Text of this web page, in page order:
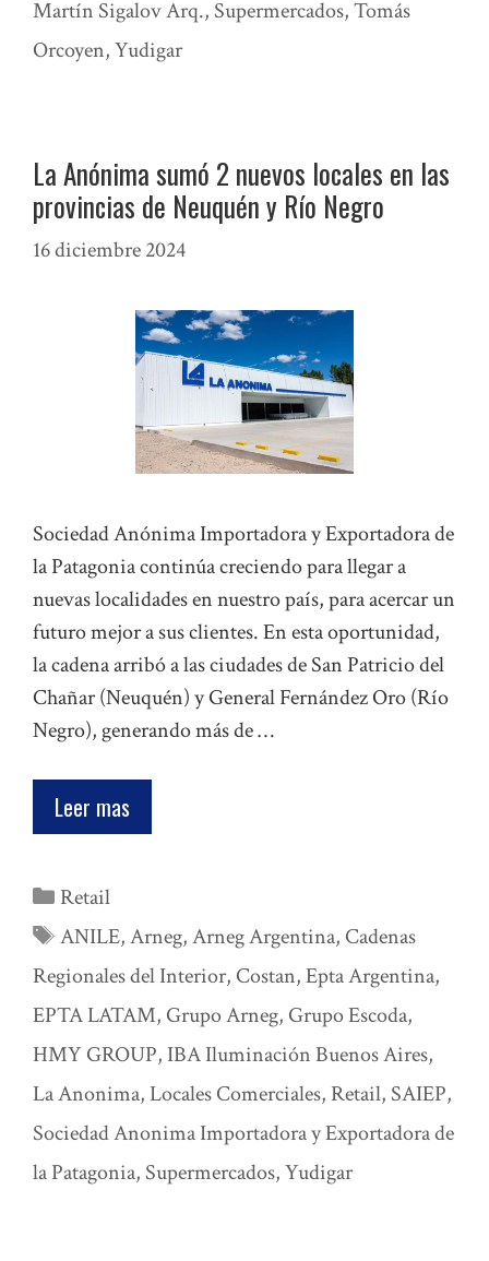
Martín Sigalov Arq., Supermercados,Tomás
Orcoyen,Yudigar
La Anónima sumó 2 nuevos locales en las
provincias de Neuquén y Río Negro
16 diciembre 2024
Sociedad Anónima Importadora y Exportadora de
la Patagonia continúa creciendo para llegar a
nuevas localidades en nuestro país, para acercar un
futuro mejor a sus clientes. En esta oportunidad,
la cadena arribó a las ciudades de San Patricio del
Chañar (Neuquén) y General Fernández Oro (Río
Negro), generando más de …
Leer mas
Categorías
Retail
Etiquetas
ANILE,Arneg,Arneg Argentina, Cadenas
Regionales del Interior, Costan,Epta Argentina,
EPTA LATAM, Grupo Arneg, Grupo Escoda,
HMY GROUP, IBA Iluminación Buenos Aires,
La Anonima,Locales Comerciales, Retail, SAIEP,
Sociedad Anonima Importadora y Exportadora de
la Patagonia, Supermercados,Yudigar